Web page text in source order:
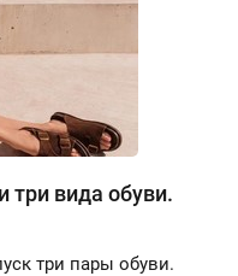
три вида обуви.
три пары обуви.